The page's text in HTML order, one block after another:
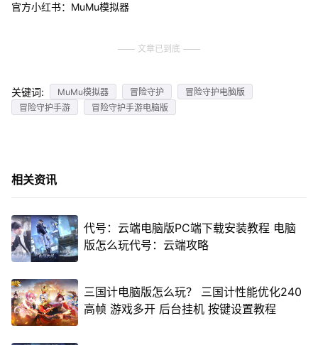
官方小红书：MuMu模拟器
文章已到底
关键词: MuMu模拟器 冒险守护
冒险守护电脑版
冒险守护手游
冒险守护手游电脑版
相关资讯
代号：云端电脑版PC端下载安装教程 电脑
版怎么玩代号：云端攻略
三国计电脑版怎么玩？ 三国计性能优化240
高帧 游戏多开 后台挂机 按键设置教程